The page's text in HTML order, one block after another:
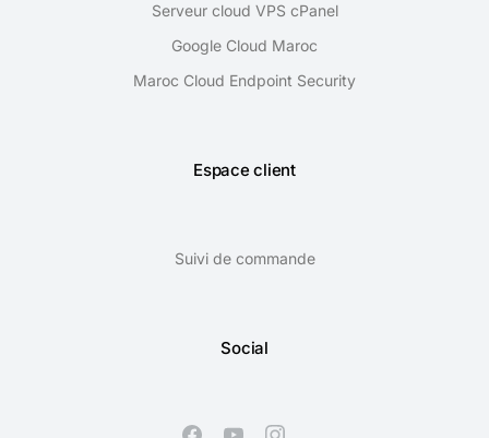
Serveur cloud VPS cPanel
Google Cloud Maroc
Maroc Cloud Endpoint Security
Espace client
Suivi de commande
Social